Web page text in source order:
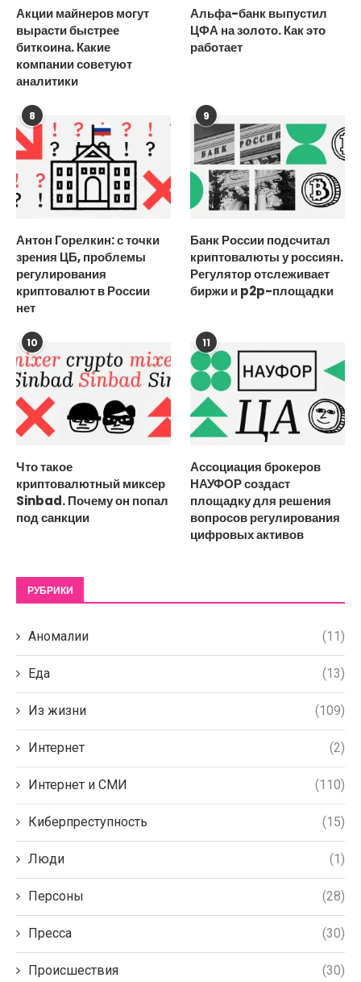
Акции майнеров могут
вырасти быстрее
биткоина. Какие
компании советуют
аналитики
Альфа-банк выпустил
ЦФА на золото. Как это
работает
8
Антон Горелкин: с точки
зрения ЦБ, проблемы
регулирования
криптовалют в России
нет
9
Банк России подсчитал
криптовалюты у россиян.
Регулятор отслеживает
биржи и p2p-площадки
10
Что такое
криптовалютный миксер
Sinbad. Почему он попал
под санкции
11
Ассоциация брокеров
НАУФОР создаст
площадку для решения
вопросов регулирования
цифровых активов
РУБРИКИ
Аномалии (11)
Еда (13)
Из жизни (109)
Интернет (2)
Интернет и СМИ (110)
Киберпреступность (15)
Люди (1)
Персоны (28)
Пресса (30)
Происшествия (30)